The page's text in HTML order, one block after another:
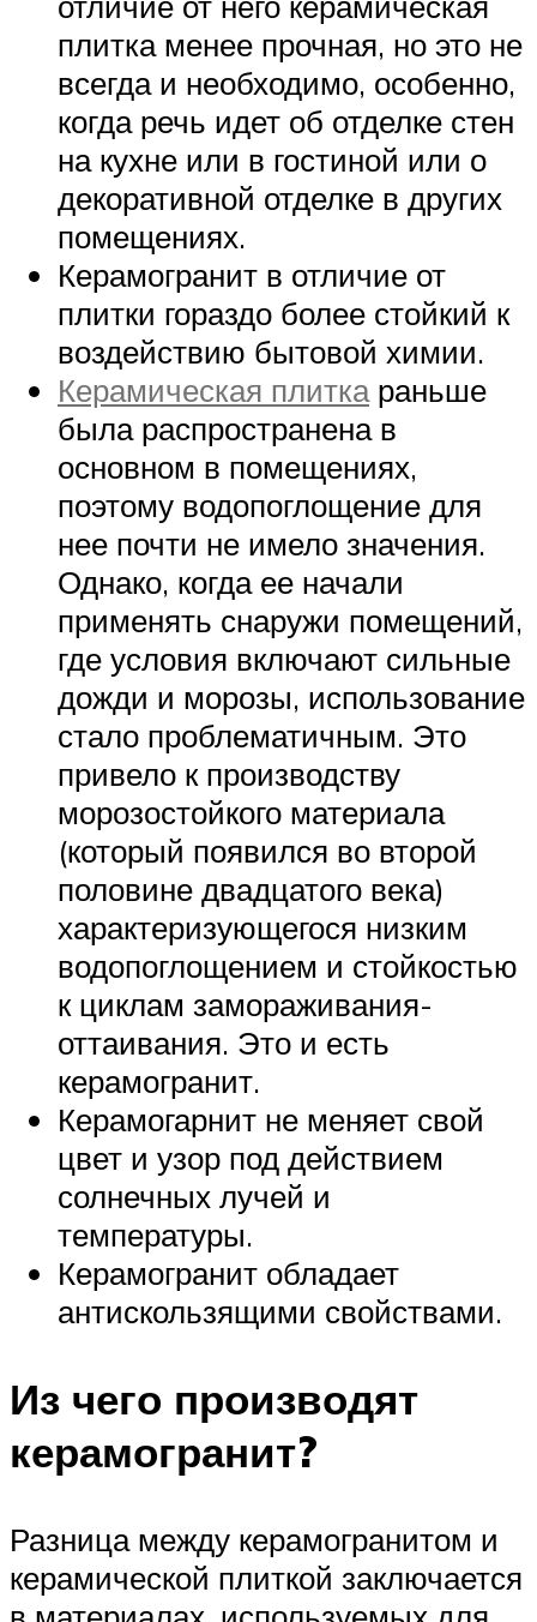
плитка менее прочная, но это не
всегда и необходимо, особенно,
когда речь идет об отделке стен
на кухне или в гостиной или о
декоративной отделке в других
помещениях.
Керамогранит в отличие от
плитки гораздо более стойкий к
воздействию бытовой химии.
Керамическая плиткараньше
была распространена в
основном в помещениях,
поэтому водопоглощение для
нее почти не имело значения.
Однако, когда ее начали
применять снаружи помещений,
где условия включают сильные
дожди и морозы, использование
стало проблематичным. Это
привело к производству
морозостойкого материала
(который появился во второй
половине двадцатого века)
характеризующегося низким
водопоглощением и стойкостью
к циклам замораживания-
оттаивания. Это и есть
керамогранит.
Керамогарнит не меняет свой
цвет и узор под действием
солнечных лучей и
температуры.
Керамогранит обладает
антискользящими свойствами.
Из чего производят
керамогранит?
Разница между керамогранитом и
керамической плиткой заключается